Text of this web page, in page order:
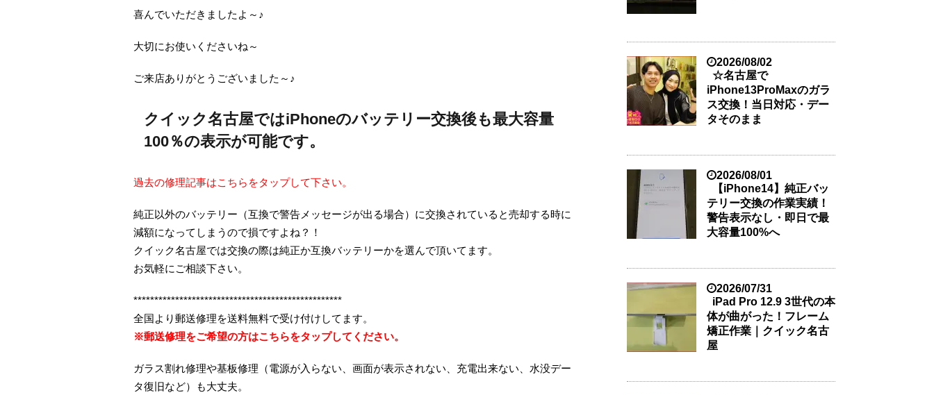
喜んでいただきましたよ～♪
大切にお使いくださいね～
ご来店ありがとうございました～♪
クイック名古屋ではiPhoneのバッテリー交換後も最大容量
100％の表示が可能です。
過去の修理記事はこちらをタップして下さい。
純正以外のバッテリー（互換で警告メッセージが出る場合）に交換されていると売却する時に
減額になってしまうので損ですよね？！
クイック名古屋では交換の際は純正か互換バッテリーかを選んで頂いてます。
お気軽にご相談下さい。
**************************************************
全国より郵送修理を送料無料で受け付けしてます。
※郵送修理をご希望の方はこちらをタップしてください。
ガラス割れ修理や基板修理（電源が入らない、画面が表示されない、充電出来ない、水没デー
タ復旧など）も大丈夫。
2026/08/02
☆名古屋で
iPhone13ProMaxのガラ
ス交換！当日対応・デー
タそのまま
2026/08/01
【iPhone14】純正バッ
テリー交換の作業実績！
警告表示なし・即日で最
大容量100%へ
2026/07/31
iPad Pro 12.9 3世代の本
体が曲がった！フレーム
矯正作業｜クイック名古
屋